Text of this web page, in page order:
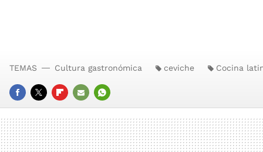
FACEBOOK
TWITTERFLIPBOARD
E-
MAIL
WHATSAPP
TEMAS Cultura gastronómica ceviche Cocina